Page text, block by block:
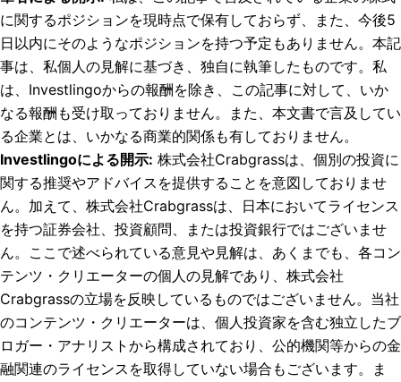
に関するポジションを現時点で保有しておらず、また、今後5
日以内にそのようなポジションを持つ予定もありません。 本記
事は、私個人の見解に基づき、独自に執筆したものです。私
は、Investlingoからの報酬を除き、この記事に対して、いか
なる報酬も受け取っておりません。また、本文書で言及してい
る企業とは、いかなる商業的関係も有しておりません。
Investlingoによる開示: 株式会社Crabgrassは、個別の投資に
関する推奨やアドバイスを提供することを意図しておりませ
ん。加えて、株式会社Crabgrassは、日本においてライセンス
を持つ証券会社、投資顧問、または投資銀行ではございませ
ん。ここで述べられている意見や見解は、あくまでも、各コン
テンツ・クリエーターの個人の見解であり、株式会社
Crabgrassの立場を反映しているものではございません。当社
のコンテンツ・クリエーターは、個人投資家を含む独立したブ
ロガー・アナリストから構成されており、公的機関等からの金
融関連のライセンスを取得していない場合もございます。ま